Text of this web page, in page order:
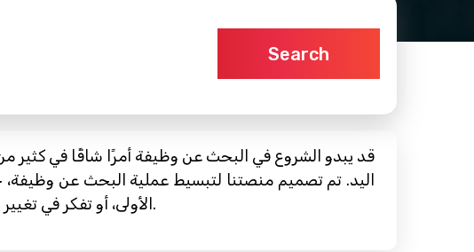
Search
قد يبدو الشروع في البحث عن وظيفة أمرًا شاقًا في كثير
اليد. تم تصميم منصتنا لتبسيط عملية البحث عن
الأولى، أو تفكر في تغيير مسيرتك المهنية، أو تهدف إلى التطوير المهني، فنحن هنا لمساعدتك في كل خطوة على الطريق.